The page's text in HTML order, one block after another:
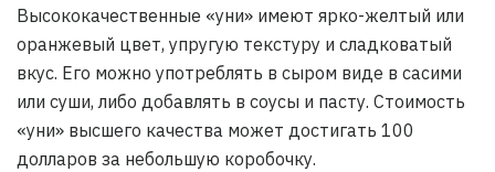
Высококачественные «уни» имеют ярко-желтый или
оранжевый цвет, упругую текстуру и сладковатый
вкус. Его можно употреблять в сыром виде в сасими
или суши, либо добавлять в соусы и пасту. Стоимость
«уни» высшего качества может достигать 100
долларов за небольшую коробочку.